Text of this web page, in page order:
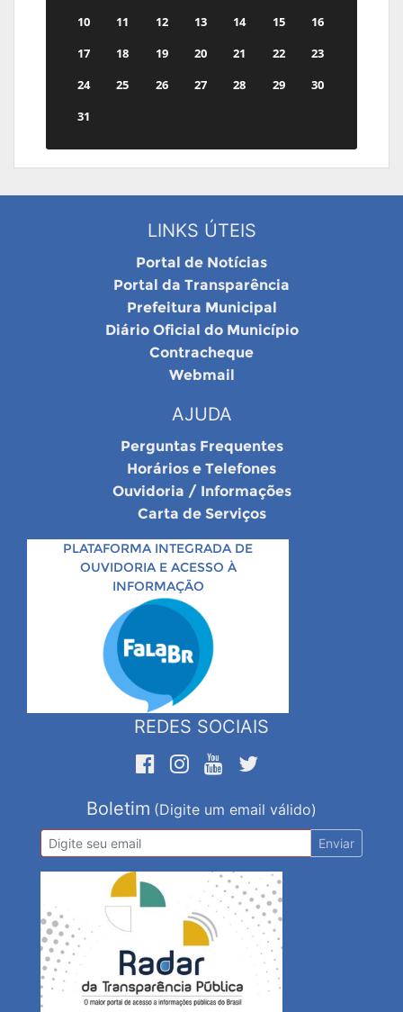
10
11 12 13 14 15
16
17
18 19 20 21 22
23
24
25 26 27 28 29
30
31
LINKS ÚTEIS
Portal de Notícias
Portal da Transparência
Prefeitura Municipal
Diário Oficial do Município
Contracheque
Webmail
AJUDA
Perguntas Frequentes
Horários e Telefones
Ouvidoria / Informações
Carta de Serviços
PLATAFORMA INTEGRADA DE
OUVIDORIA E ACESSO À
INFORMAÇÃO
REDES SOCIAIS
Boletim (Digite um email válido)
Enviar